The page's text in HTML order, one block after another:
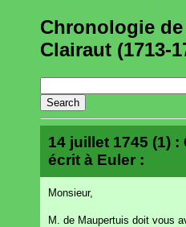
Chronologie
Clairaut (1713-
14 juillet 1745 (1) :
écrit à Euler :
Monsieur,
M. de Maupertuis doit vous